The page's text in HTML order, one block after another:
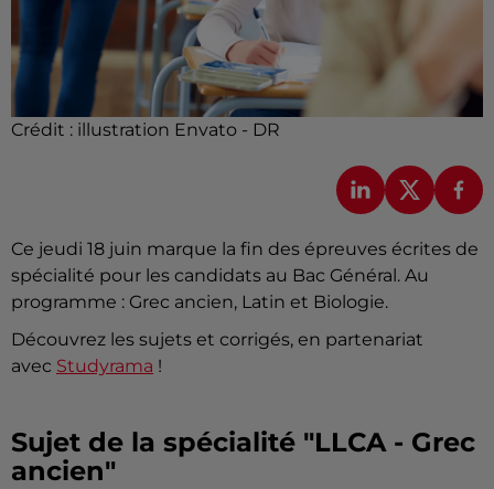
Crédit : illustration Envato - DR
Ce jeudi 18 juin marque la fin des épreuves écrites de
spécialité pour les candidats au Bac Général. Au
programme : Grec ancien, Latin et Biologie.
Découvrez les sujets et corrigés, en partenariat
avec Studyrama !
Sujet de la spécialité "LLCA - Grec
ancien"